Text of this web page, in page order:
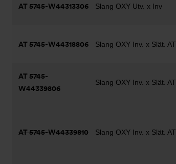
AT 5745-W44313306 Slang OXY Utv. x Inv
AT 5745-W44318806 Slang OXY Inv. x Slät. AT
AT 5745-
W44339806
Slang OXY Inv. x Slät. AT
AT 5745-W44339810 Slang OXY Inv. x Slät. AT